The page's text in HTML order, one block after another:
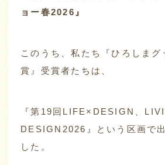
ョー春2026』
このうち、私たち『ひろしまグ
賞』受賞者たちは、
『第19回LIFE×DESIGN、
DESIGN2026』という区画で
した。